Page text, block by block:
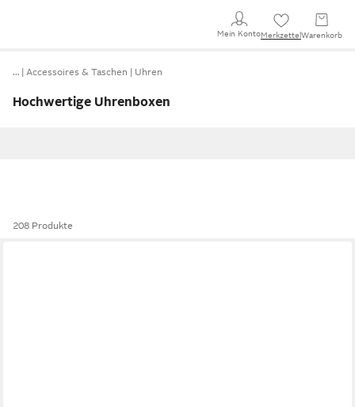
Mein KontoMerkzettel Warenkorb
… Accessoires & Taschen Uhren
Hochwertige Uhrenboxen
208 Produkte